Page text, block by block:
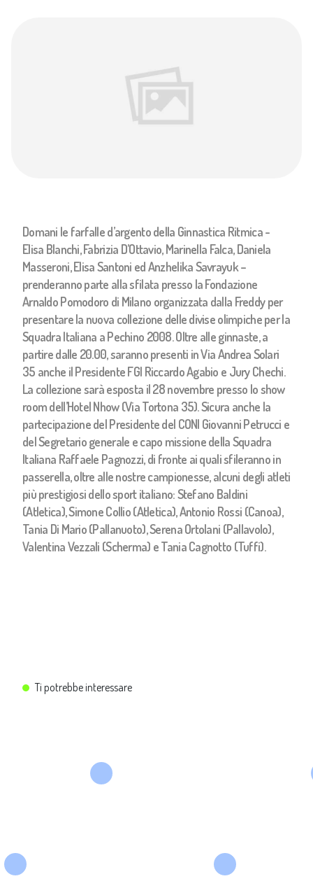
Domani le farfalle d’argento della Ginnastica Ritmica -
Elisa Blanchi, Fabrizia D’Ottavio, Marinella Falca, Daniela
Masseroni, Elisa Santoni ed Anzhelika Savrayuk –
prenderanno parte alla sfilata presso la Fondazione
Arnaldo Pomodoro di Milano organizzata dalla Freddy per
presentare la nuova collezione delle divise olimpiche per la
Squadra Italiana a Pechino 2008. Oltre alle ginnaste, a
partire dalle 20.00, saranno presenti in Via Andrea Solari
35 anche il Presidente FGI Riccardo Agabio e Jury Chechi.
La collezione sarà esposta il 28 novembre presso lo show
room dell’Hotel Nhow (Via Tortona 35). Sicura anche la
partecipazione del Presidente del CONI Giovanni Petrucci e
del Segretario generale e capo missione della Squadra
Italiana Raffaele Pagnozzi, di fronte ai quali sfileranno in
passerella, oltre alle nostre campionesse, alcuni degli atleti
più prestigiosi dello sport italiano: Stefano Baldini
(Atletica), Simone Collio (Atletica), Antonio Rossi (Canoa),
Tania Di Mario (Pallanuoto), Serena Ortolani (Pallavolo),
Valentina Vezzali (Scherma) e Tania Cagnotto (Tuffi).
Ti potrebbe interessare